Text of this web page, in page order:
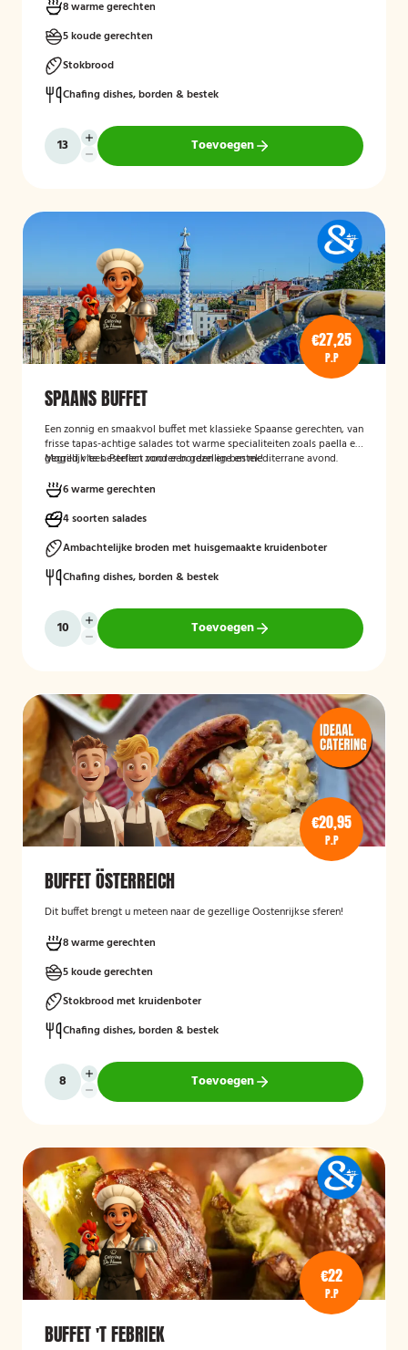
buffetten voor tweede kerstdag (26 december), komen wij op 26
december gekoeld bij u bezorgen.
8 warme gerechten
5 koude gerechten
Stokbrood
Chafing dishes, borden & bestek
Toevoegen
€27,25
P.P
SPAANS BUFFET
Een zonnig en smaakvol buffet met klassieke Spaanse gerechten, van
frisse tapas-achtige salades tot warme specialiteiten zoals paella en
gegrild vlees. Perfect voor een gezellige en mediterrane avond.
Mogelijk te bestellen zonder borden en bestek!
6 warme gerechten
4 soorten salades
Ambachtelijke broden met huisgemaakte kruidenboter
Chafing dishes, borden & bestek
Toevoegen
€20,95
P.P
BUFFET ÖSTERREICH
Dit buffet brengt u meteen naar de gezellige Oostenrijkse sferen!
8 warme gerechten
5 koude gerechten
Stokbrood met kruidenboter
Chafing dishes, borden & bestek
Toevoegen
€22
P.P
BUFFET 'T FEBRIEK